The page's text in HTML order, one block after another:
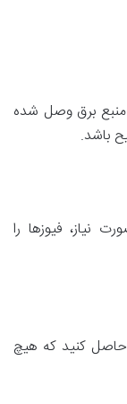
برق وصل شده
باشد.
نیاز، فیوزها را
حاصل کنید که هیچ